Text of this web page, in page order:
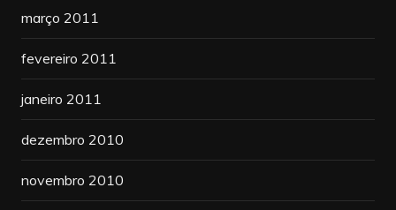
março 2011
fevereiro 2011
janeiro 2011
dezembro 2010
novembro 2010